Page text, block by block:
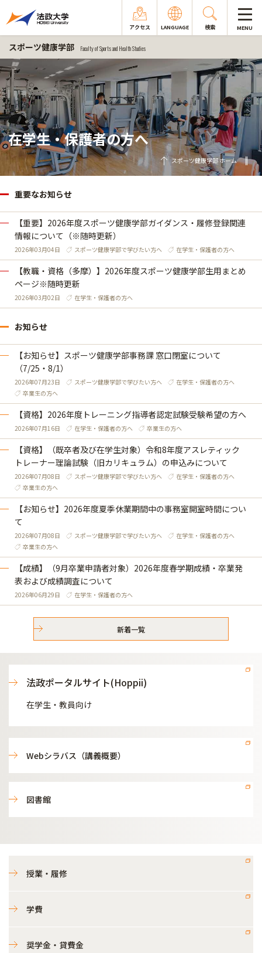
アクセス LANGUAGE 検索 MENU
スポーツ健康学部 Faculty of Sports and Health Studies
在学生・保護者の方へ
スポーツ健康学部 ホーム
重要なお知らせ
【重要】2026年度スポーツ健康学部ガイダンス・履修登録関連
情報について（※随時更新）
2026年03月04日 スポーツ健康学部で学びたい方へ 在学生・保護者の方へ
【教職・資格（多摩）】2026年度スポーツ健康学部生用まとめ
ページ※随時更新
2026年03月02日 在学生・保護者の方へ
お知らせ
【お知らせ】スポーツ健康学部事務課 窓口閉室について
（7/25・8/1）
2026年07月23日 スポーツ健康学部で学びたい方へ
在学生・保護者の方へ
卒業生の方へ
【資格】2026年度トレーニング指導者認定試験受験希望の方へ
2026年07月16日 在学生・保護者の方へ 卒業生の方へ
【資格】（既卒者及び在学生対象）令和8年度アスレティック
トレーナー理論試験（旧カリキュラム）の申込みについて
2026年07月08日 スポーツ健康学部で学びたい方へ
在学生・保護者の方へ
卒業生の方へ
【お知らせ】2026年度夏季休業期間中の事務室開室時間につい
て
2026年07月08日 スポーツ健康学部で学びたい方へ
在学生・保護者の方へ
卒業生の方へ
【成績】（9月卒業申請者対象）2026年度春学期成績・卒業発
表および成績調査について
2026年06月29日 在学生・保護者の方へ
新着一覧
法政ポータルサイト(Hoppii)
在学生・教員向け
Webシラバス（講義概要）
図書館
授業・履修
学費
奨学金・貸費金